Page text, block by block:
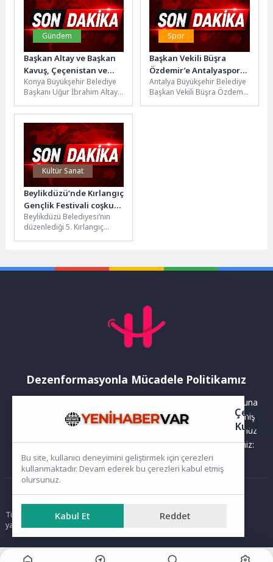
Gündem
Başkan Altay ve Başkan
Kavuş, Çeçenistan ve
Ahmet Özcan
Caddelerinde Esnafla
Buluştu
Konya Büyükşehir Belediye
Başkanı Uğur İbrahim Altay,
Mustafa Kavuş ve AK Parti...
Spor
Başkan Vekili Büşra
Özdemir’e Antalyaspor
yönetiminden teşekkür
ziyareti
Antalya Büyükşehir Belediye
Başkan Vekili Büşra Özdemir,
Kültür Sanat
Beylikdüzü’nde Kırlangıç
Gençlik Festivali coşkusu
başladı
Beylikdüzü Belediyesi’nin
düzenlediği 5. Kırlangıç
Dezenformasyonla Mücadele Politikamız
Yayınlanan haberler doğruluk ilkesi gözetilerek hazırlanır. Buna
rağmen bazı içeriklerde eksik, hatalı veya güncelliğini yitirmiş
bilgiler bulunabilir.Yanlış veya yanıltıcı olduğunu düşündüğünüz
haberleri aşağıdaki iletişim kanallarından bize bildirebilirsiniz:
Ana Sayfa
Tüm hakları saklıdır. Sitede yer alan içerikler izinsiz kopyalanamaz,
yayımlanamaz ve kullanılamaz.
Çerez
Bu site, kullanıcı deneyimini geliştirmek için çerezleri
kullanmaktadır. Devam ederek bu çerezleri kabul etmiş
olursunuz.
Kabul Et Reddet